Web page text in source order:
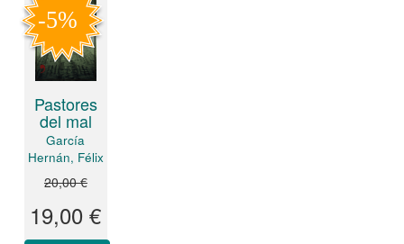
Pastores
del mal
García
Hernán, Félix
20,00 €
19,00 €